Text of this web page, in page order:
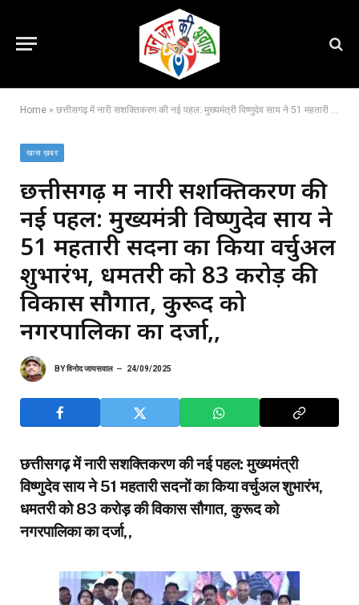
Home » छत्तीसगढ़ में नारी सशक्तिकरण की नई पहल: मुख्यमंत्री विष्णुदेव साय ने 51 महतारी सदनों का किया वर्चुअल शुभारंभ, धमतरी को 83 करोड़ की विकास सौगात, कुरूद को नगरपालिका का दर्जा,,
खास ख़बर
छत्तीसगढ़ में नारी सशक्तिकरण की
नई पहल: मुख्यमंत्री विष्णुदेव साय ने
51 महतारी सदनों का किया वर्चुअल
शुभारंभ, धमतरी को 83 करोड़ की
विकास सौगात, कुरूद को
नगरपालिका का दर्जा,,
BYविनोद जायसवाल 24/09/2025
छत्तीसगढ़ में नारी सशक्तिकरण की नई पहल: मुख्यमंत्री
विष्णुदेव साय ने 51 महतारी सदनों का किया वर्चुअल शुभारंभ,
धमतरी को 83 करोड़ की विकास सौगात, कुरूद को
नगरपालिका का दर्जा,,